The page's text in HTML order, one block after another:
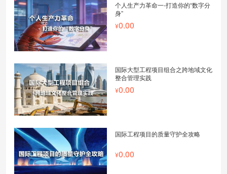
个人生产力革命一-打造你的“数字分
身”
0.00
国际大型工程项目组合之跨地域文化
整合管理实践
0.00
国际工程项目的质量守护全攻略
0.00